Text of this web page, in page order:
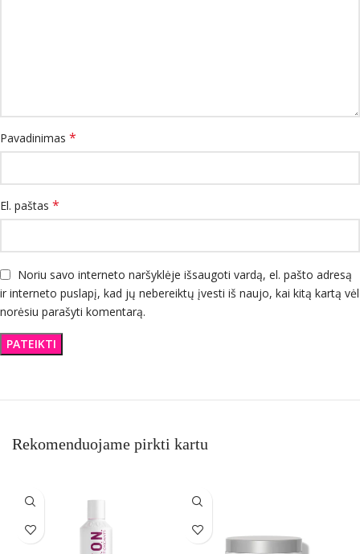
Pavadinimas *
El. paštas *
Noriu savo interneto naršyklėje išsaugoti vardą, el. pašto adresą
ir interneto puslapį, kad jų nebereiktų įvesti iš naujo, kai kitą kartą vėl
norėsiu parašyti komentarą.
Rekomenduojame pirkti kartu